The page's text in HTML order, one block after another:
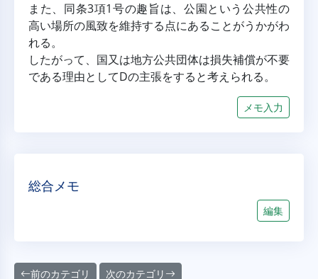
また、同条3項1号の趣旨は、公園という公共性の
高い場所の風致を維持する点にあることがうかがわ
れる。
したがって、国又は地方公共団体は損失補償が不要
である理由としてDの主張をすると考えられる。
メモ入力
総合メモ
編集
前のカテゴリ 次のカテゴリ